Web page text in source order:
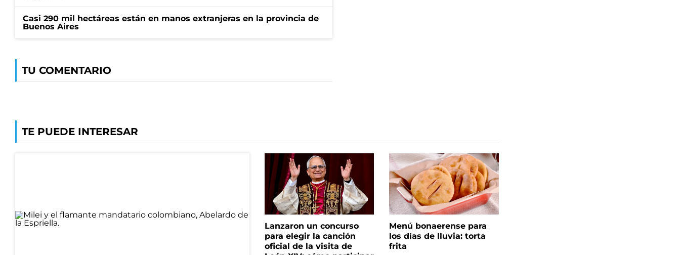
Casi 290 mil hectáreas están en manos extranjeras en la provincia de
Buenos Aires
TU COMENTARIO
TE PUEDE INTERESAR
Lanzaron un concurso
para elegir la canción
oficial de la visita de
Menú bonaerense para
los días de lluvia: torta
frita